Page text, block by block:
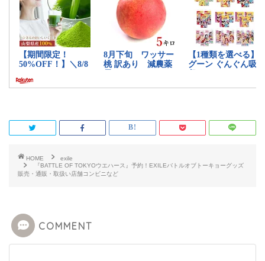
HOME
exile
『BATTLE OF TOKYOウエハース』予約！EXILEバトルオブトーキョーグッズ
販売・通販・取扱い店舗コンビニなど
COMMENT